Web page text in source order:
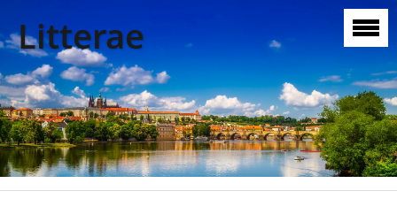
Litterae